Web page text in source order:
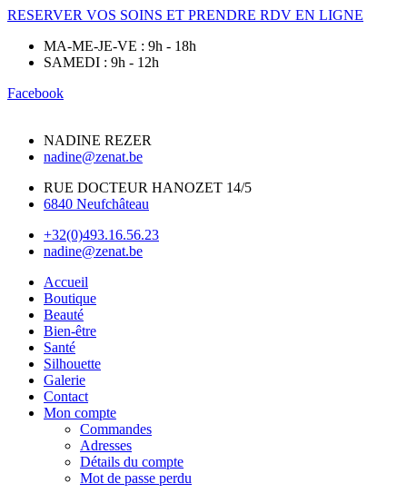
RESERVER VOS SOINS ET PRENDRE RDV EN LIGNE
MA-ME-JE-VE : 9h - 18h
SAMEDI : 9h - 12h
Facebook
NADINE REZER
nadine@zenat.be
RUE DOCTEUR HANOZET 14/5
6840 Neufchâteau
+32(0)493.16.56.23
nadine@zenat.be
Accueil
Boutique
Beauté
Bien-être
Santé
Silhouette
Galerie
Contact
Mon compte
Commandes
Adresses
Détails du compte
Mot de passe perdu